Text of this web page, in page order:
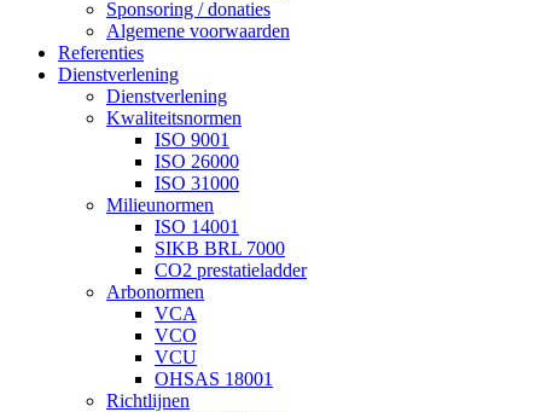
Sponsoring / donaties
Algemene voorwaarden
Referenties
Dienstverlening
Dienstverlening
Kwaliteitsnormen
ISO 9001
ISO 26000
ISO 31000
Milieunormen
ISO 14001
SIKB BRL 7000
CO2 prestatieladder
Arbonormen
VCA
VCO
VCU
OHSAS 18001
Richtlijnen